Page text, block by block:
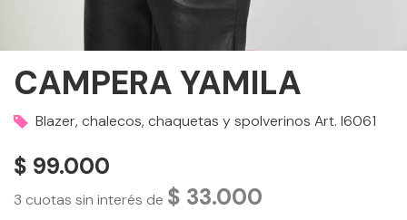
CAMPERA YAMILA
Blazer, chalecos, chaquetas y spolverinos Art. I6061
$ 99.000
3 cuotas sin interés de $ 33.000